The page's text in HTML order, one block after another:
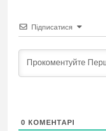
Підписатися
0 КОМЕНТАРІ